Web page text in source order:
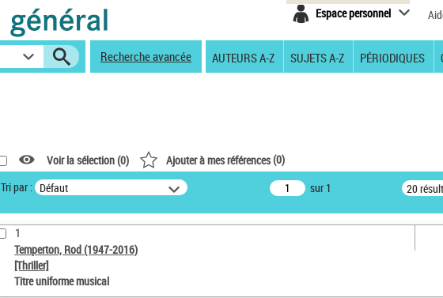
Espace personnel
Recherche avancée AUTEURS A-Z SUJETS A-Z PÉRIODIQUES
Voir la sélection (0) Ajouter à mes références(0)
Tri par : Défaut sur 1 20
1
Temperton, Rod (1947-2016)
[Thriller]
Titre uniforme musical